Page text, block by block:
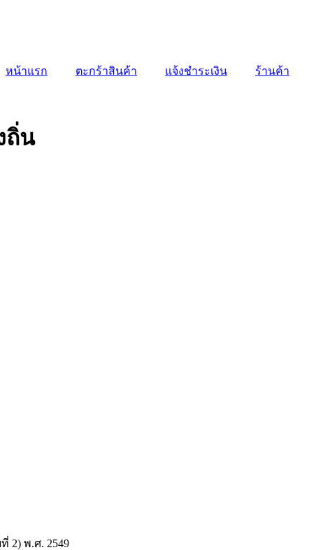
หน้าแรก ตะกร้าสินค้า แจ้งชำระเงิน ร้านค้า
ถิ่น
2) พ.ศ. 2549